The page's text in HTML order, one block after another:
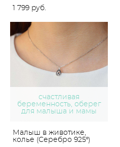
1 799 pуб.
счастливая
беременность, оберег
для малыша и мамы
Малыш в животике,
колье (Серебро 925º)